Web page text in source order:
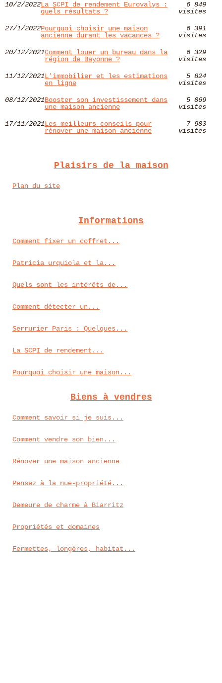
10/2/2022La SCPI de rendement Eurovalys :
quels résultats ?
6 849
visites
27/1/2022Pourquoi choisir une maison
ancienne durant les vacances ?
6 391
visites
20/12/2021Comment louer un bureau dans la
région de Bayonne ?
6 329
visites
11/12/2021L'immobilier et les estimations
en ligne
5 824
visites
08/12/2021Booster son investissement dans
une maison ancienne
5 869
visites
17/11/2021Les meilleurs conseils pour
rénover une maison ancienne
7 983
visites
Plaisirs de la maison
Plan du site
Informations
Comment fixer un coffret...
Patricia urquiola et la...
Quels sont les intérêts de...
Comment détecter un...
Serrurier Paris : Quelques...
La SCPI de rendement...
Pourquoi choisir une maison...
Biens à vendres
Comment savoir si je suis...
Comment vendre son bien...
Rénover une maison ancienne
Pensez à la nue-propriété...
Demeure de charme à Biarritz
Propriétés et domaines
Fermettes, longères, habitat...